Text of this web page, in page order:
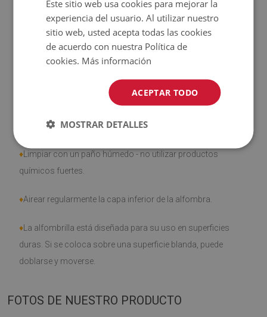
Tenga en cuenta que los daños causados por el uso
debido al paso del tiempo (por ejemplo, abrasión) no son
¿Cómo cuidar el producto?
♦ Limpiar con un paño húmedo - no utilizar productos
químicos fuertes.
♦Airear regularmente la capa inferior de la alfombra.
♦ La alfombrilla está diseñada para su uso en superficies
duras. Si se coloca sobre una superficie blanda, puede
doblarse y moverse.
FOTOS DE NUESTRO PRODUCTO
Este sitio web usa cookies para mejorar la
experiencia del usuario. Al utilizar nuestro
sitio web, usted acepta todas las cookies
de acuerdo con nuestra Política de
cookies. Más información
ACEPTAR TODO
MOSTRAR DETALLES